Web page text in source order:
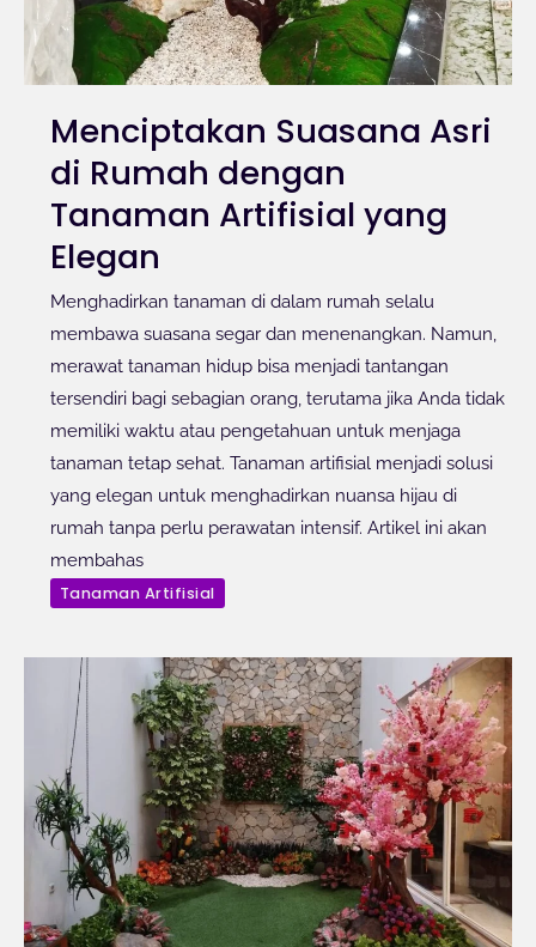
Menciptakan Suasana Asri
di Rumah dengan
Tanaman Artifisial yang
Elegan
Menghadirkan tanaman di dalam rumah selalu
membawa suasana segar dan menenangkan. Namun,
merawat tanaman hidup bisa menjadi tantangan
tersendiri bagi sebagian orang, terutama jika Anda tidak
memiliki waktu atau pengetahuan untuk menjaga
tanaman tetap sehat. Tanaman artifisial menjadi solusi
yang elegan untuk menghadirkan nuansa hijau di
rumah tanpa perlu perawatan intensif. Artikel ini akan
membahas
Tanaman Artifisial